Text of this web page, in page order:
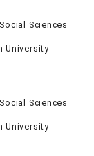
Sciences
University
Sciences
University